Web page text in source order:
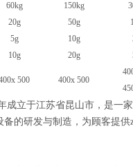
60kg 150kg
20g 50g
5g 10g
10g 20g
500 400x 500
45
成立于江苏省昆山市，是一
的研发与制造，为顾客提